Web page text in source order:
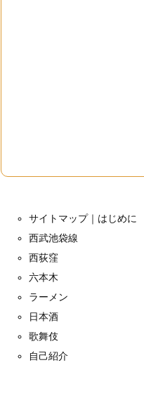
サイトマップ｜はじめに
西武池袋線
西荻窪
六本木
ラーメン
日本酒
歌舞伎
自己紹介